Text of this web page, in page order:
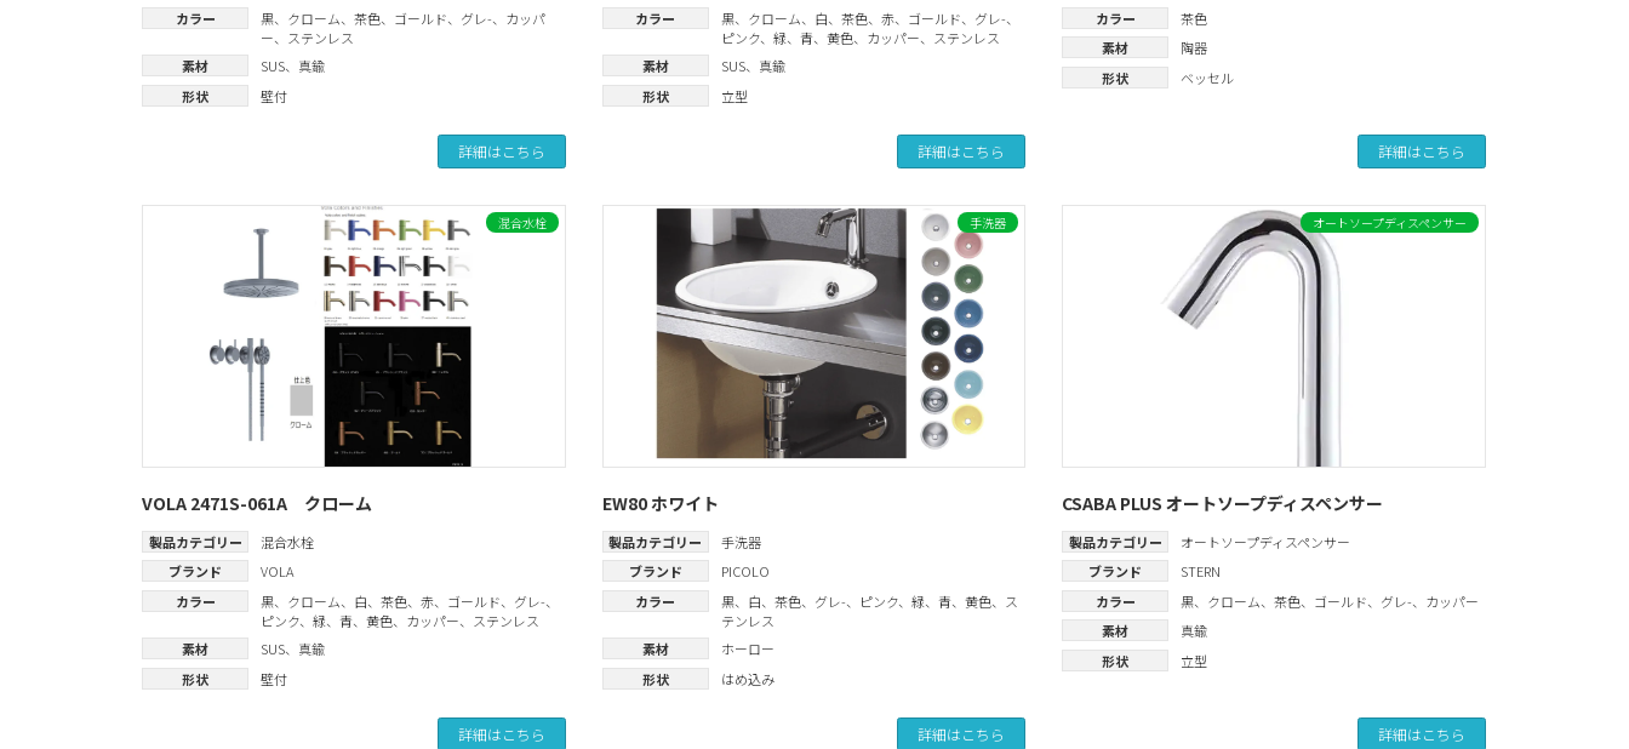
カラー
黒、 クローム、 茶色、 ゴールド、 グレ-、 カッパ
ー、
ステンレス
素材
SUS、 真鍮
形状
壁付
詳細はこちら
カラー
黒、 クローム、 白、 茶色、 赤、 ゴールド、 グレ-、
ピンク、 緑、 青、 黄色、 カッパー、
ステンレス
素材
SUS、 真鍮
形状
立型
詳細はこちら
カラー
茶色
素材
陶器
形状
ベッセル
詳細はこちら
混合水栓
VOLA 2471S-061A クローム
製品カテゴリー
混合水栓
ブランド
VOLA
カラー
黒、 クローム、 白、 茶色、 赤、 ゴールド、 グレ-、
ピンク、 緑、 青、 黄色、 カッパー、
ステンレス
素材
SUS、 真鍮
形状
壁付
詳細はこちら
手洗器
EW80 ホワイト
製品カテゴリー
手洗器
ブランド
PICOLO
カラー
黒、 白、 茶色、 グレ-、 ピンク、 緑、 青、 黄色、
ス
テンレス
素材
ホーロー
形状
はめ込み
詳細はこちら
オートソープディスペンサー
CSABA PLUS オートソープディスペンサー
製品カテゴリー
オートソープディスペンサー
ブランド
STERN
カラー
黒、 クローム、茶色、 ゴールド、 グレ-、 カッパー
素材
真鍮
形状
立型
詳細はこちら